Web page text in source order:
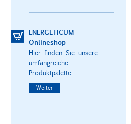
ENERGETICUM
Onlineshop
Hier finden Sie unsere
umfangreiche
Produktpalette.
Weiter